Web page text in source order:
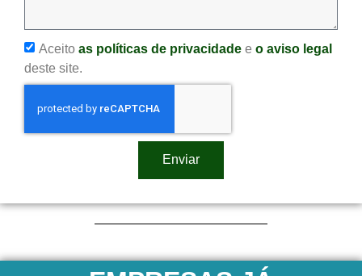
Aceito as políticas de privacidade e o aviso legal
deste site.
Enviar